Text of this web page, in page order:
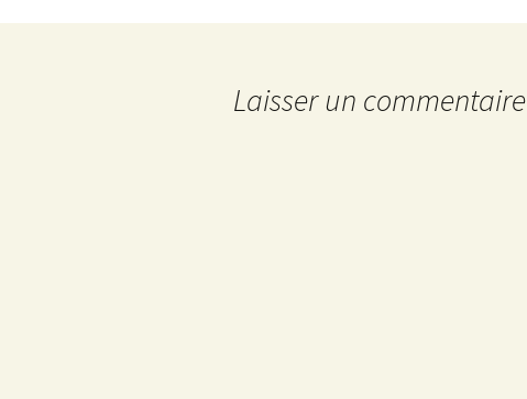
des
Laisser un commentaire